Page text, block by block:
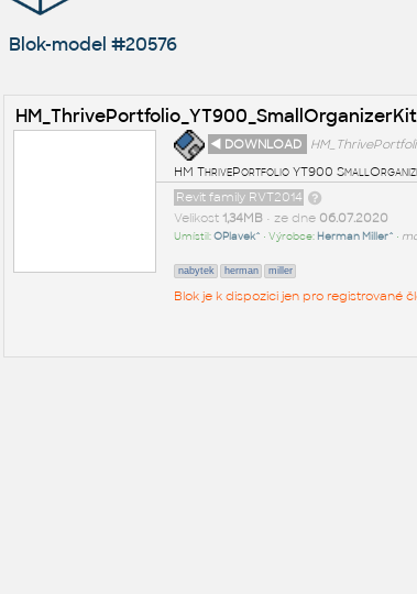
Blok-model #20576
◄ DOWNLOAD
HM ThrivePortfolio YT900
Revit family RVT2014
Velikost 1,34MB• ze dne 06.07.2020
Umístil:OPlavek^ • Výrobce: Herman Miller^ •
nabytek herman miller
Blok je k dispozici jen pro registrované